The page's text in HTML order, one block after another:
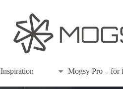
Inspiration Mogsy Pro – för